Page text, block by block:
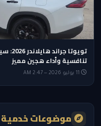
تنافسية وأداء هجين مميز
موضوعات